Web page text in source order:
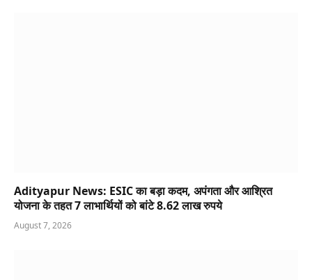
Adityapur News: ESIC का बड़ा कदम, अपंगता और आश्रित
योजना के तहत 7 लाभार्थियों को बांटे 8.62 लाख रुपये
August 7, 2026